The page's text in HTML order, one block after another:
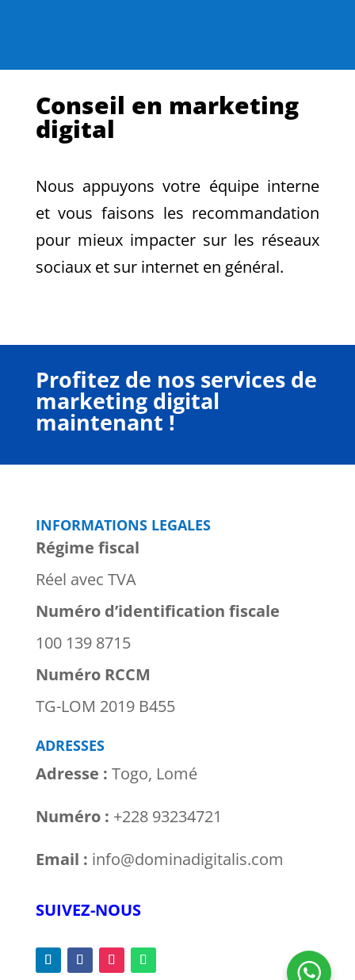
Conseil en marketing
digital
Nous appuyons votre équipe interne
et vous faisons les recommandation
pour mieux impacter sur les réseaux
sociaux et sur internet en général.
Profitez de nos services de
marketing digital
maintenant !
INFORMATIONS LEGALES
Régime fiscal
Réel avec TVA
Numéro d’identification fiscale
100 139 8715
Numéro RCCM
TG-LOM 2019 B455
ADRESSES
Adresse : Togo, Lomé
Numéro : +228 93234721
Email : info@dominadigitalis.com
SUIVEZ-NOUS